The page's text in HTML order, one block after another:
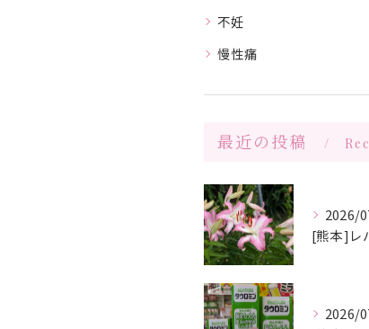
不妊
慢性痛
最近の投稿
2026/
2026/